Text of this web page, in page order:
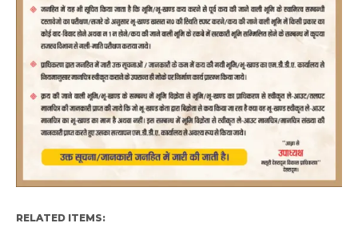
RELATED ITEMS: